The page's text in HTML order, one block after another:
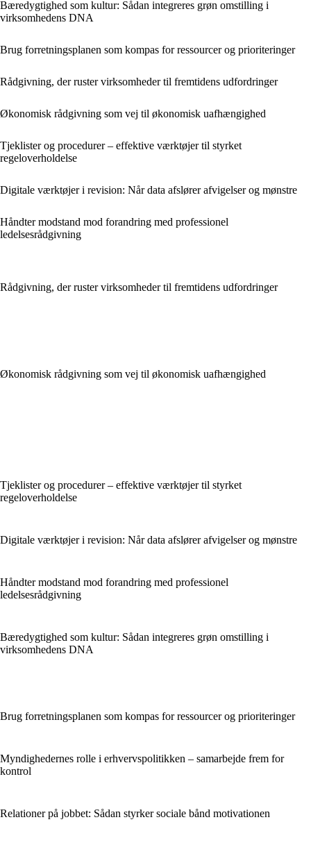
Bæredygtighed som kultur: Sådan integreres grøn omstilling i
virksomhedens DNA
Brug forretningsplanen som kompas for ressourcer og prioriteringer
Rådgivning, der ruster virksomheder til fremtidens udfordringer
Økonomisk rådgivning som vej til økonomisk uafhængighed
Tjeklister og procedurer – effektive værktøjer til styrket
regeloverholdelse
Digitale værktøjer i revision: Når data afslører afvigelser og mønstre
Håndter modstand mod forandring med professionel
ledelsesrådgivning
Rådgivning, der ruster virksomheder til fremtidens udfordringer
Økonomisk rådgivning som vej til økonomisk uafhængighed
Tjeklister og procedurer – effektive værktøjer til styrket
regeloverholdelse
Digitale værktøjer i revision: Når data afslører afvigelser og mønstre
Håndter modstand mod forandring med professionel
ledelsesrådgivning
Bæredygtighed som kultur: Sådan integreres grøn omstilling i
virksomhedens DNA
Brug forretningsplanen som kompas for ressourcer og prioriteringer
Myndighedernes rolle i erhvervspolitikken – samarbejde frem for
kontrol
Relationer på jobbet: Sådan styrker sociale bånd motivationen